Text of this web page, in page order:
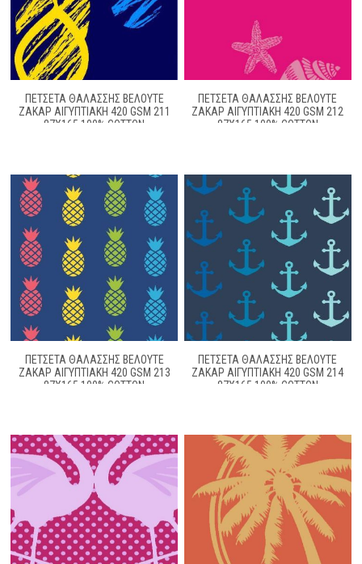
ΠΕΤΣΕΤΑ ΘΑΛΑΣΣΗΣ ΒΕΛΟΥΤΕ
ΖΑΚΆΡ ΑΙΓΥΠΤΙΑΚΉ 420 GSM 211
87X165 100% COTTON
ΠΕΤΣΕΤΑ ΘΑΛΑΣΣΗΣ ΒΕΛΟΥΤΕ
ΖΑΚΆΡ ΑΙΓΥΠΤΙΑΚΉ 420 GSM 212
87X165 100% COTTON
ΠΕΤΣΕΤΑ ΘΑΛΑΣΣΗΣ ΒΕΛΟΥΤΕ
ΖΑΚΆΡ ΑΙΓΥΠΤΙΑΚΉ 420 GSM 213
87X165 100% COTTON
ΠΕΤΣΕΤΑ ΘΑΛΑΣΣΗΣ ΒΕΛΟΥΤΕ
ΖΑΚΆΡ ΑΙΓΥΠΤΙΑΚΉ 420 GSM 214
87X165 100% COTTON